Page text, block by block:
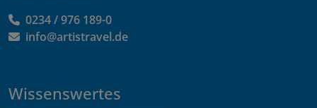
0234 / 976 189-0
info@artistravel.de
Wissenswertes